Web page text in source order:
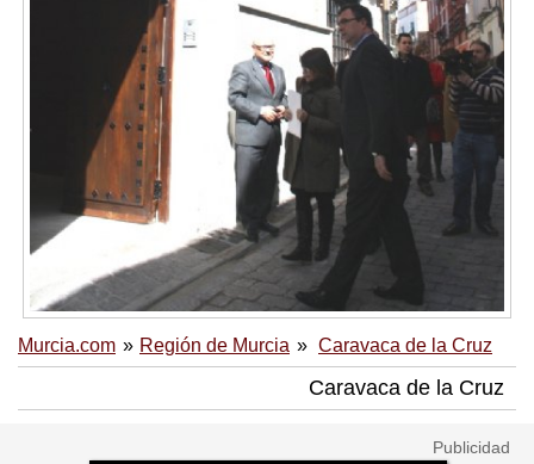
Murcia.com Región de Murcia Caravaca de la Cruz
Caravaca de la Cruz